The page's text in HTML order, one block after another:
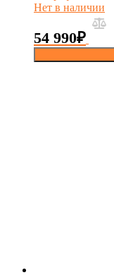
Нет в наличии
54 990₽